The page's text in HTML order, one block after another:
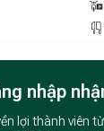
khách du
nhập
lợi thành viên